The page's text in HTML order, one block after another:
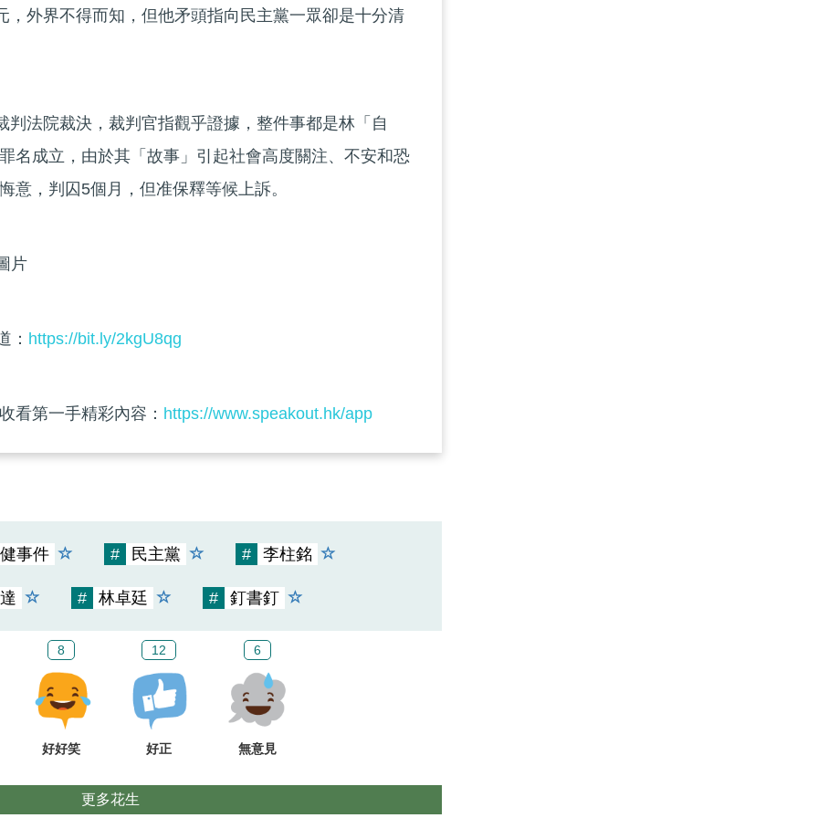
，外界不得而知，但他矛頭指向民主黨一眾卻是十分清
判法院裁決，裁判官指觀乎證據，整件事都是林「自
名成立，由於其「故事」引起社會高度關注、不安和恐
意，判囚5個月，但准保釋等候上訴。
片
： https://bit.ly/2kgU8qg
看第一手精彩內容： https://www.speakout.hk/app
事件 # 民主黨 # 李柱銘
# 林卓廷 # 釘書釘
8
好好笑
12
好正
6
無意見
更多花生